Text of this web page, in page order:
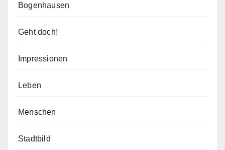
Bogenhausen
Geht doch!
Impressionen
Leben
Menschen
Stadtbild